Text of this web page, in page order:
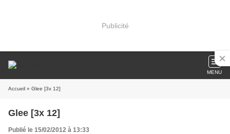
Publicité
MENU
Accueil » Glee [3x 12]
Glee [3x 12]
Publié le 15/02/2012 à 13:33